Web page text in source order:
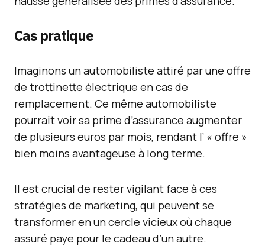
Cas pratique
Imaginons un automobiliste attiré par une offre
de trottinette électrique en cas de
remplacement. Ce même automobiliste
pourrait voir sa prime d’assurance augmenter
de plusieurs euros par mois, rendant l’ « offre »
bien moins avantageuse à long terme.
Il est crucial de rester vigilant face à ces
stratégies de marketing, qui peuvent se
transformer en un cercle vicieux où chaque
assuré paye pour le cadeau d’un autre.